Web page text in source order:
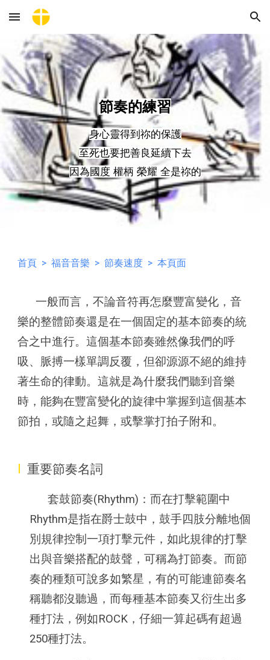
Skip to main content Skip to navigation
節奏的練習
身心靈得到祢的保護
至死也要把善良延續下去
因為國度 權柄 榮耀 全是祢的
首頁 >福音音樂 >節奏速度 > 本頁面
一般而言，不論音符再怎麼豐富變化，音
樂的整體節奏還是在一個固定的基本節奏的統
合之中進行。這個基本節奏雖然像我們的呼
吸、脈搏一樣單調反覆，但卻源源不絕的維持
著生命的律動。這就是為什麼我們聽到音樂
時，能夠在豐富變化的旋律中掌握到這個基本
節拍，或隨之起舞，或擊掌打拍子附和。
I重要節奏名詞
套鼓節奏(Rhythm)：而在打擊範圍中
Rhythm是指在爵士鼓中，鼓手四肢分離地個
別規律控制一項打擊元件，如此規律的打擊
出與音樂搭配的鼓聲，可稱為打節奏。而節
奏的種類可說多如繁星，有的可能連節奏名
稱聽都沒聽過，而每種基本節奏又衍生出多
種打法，例如ROCK，仔細一算起碼有超過
250種打法。